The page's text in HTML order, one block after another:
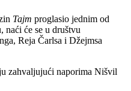
Tajm proglasio jednim od
naći će se u društvu
Reja Čarlsa i Džejmsa
zahvaljujući naporima Nišvil